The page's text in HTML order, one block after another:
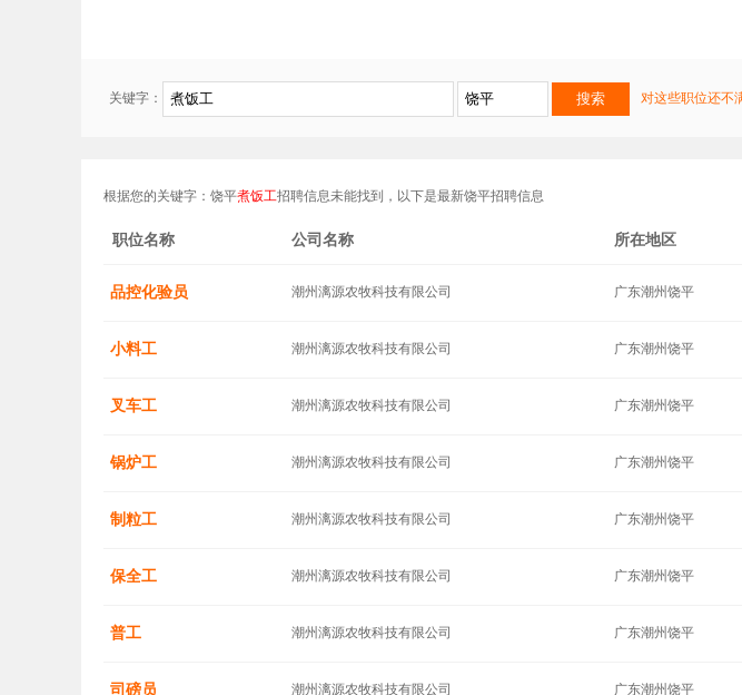
关键字： 对这些职位还不
根据您的关键字：饶平煮饭工招聘信息未能找到，以下是最新饶平招聘信息
职位名称 公司名称 所在地区
品控化验员 潮州漓源农牧科技有限公司 广东潮州饶平
小料工 潮州漓源农牧科技有限公司 广东潮州饶平
叉车工 潮州漓源农牧科技有限公司 广东潮州饶平
锅炉工 潮州漓源农牧科技有限公司 广东潮州饶平
制粒工 潮州漓源农牧科技有限公司 广东潮州饶平
保全工 潮州漓源农牧科技有限公司 广东潮州饶平
普工 潮州漓源农牧科技有限公司 广东潮州饶平
司磅员 潮州漓源农牧科技有限公司 广东潮州饶平